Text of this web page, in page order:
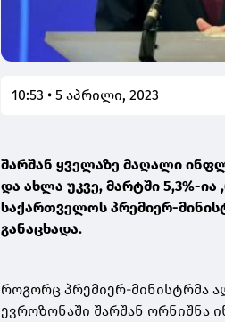
10:53 • 5 აპრილი, 2023
შარშან ყველაზე მაღალი
და ახლა უკვე, მარტში 5,3%-
საქართველოს პრემიერ-
განაცხადა.
როგორც პრემიერ-მინისტრმა
ევროზონაში შარშან ორნიშნა